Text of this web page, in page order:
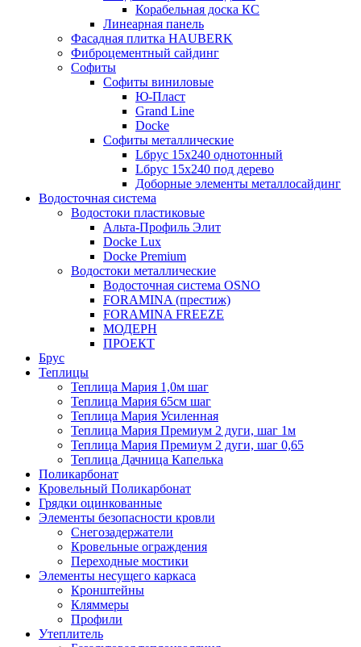
Корабельная доска КС
Линеарная панель
Фасадная плитка HAUBERK
Фиброцементный сайдинг
Софиты
Софиты виниловые
Ю-Пласт
Grand Line
Docke
Софиты металлические
Lбрус 15x240 однотонный
Lбрус 15x240 под дерево
Доборные элементы металлосайдинг
Водосточная система
Водостоки пластиковые
Альта-Профиль Элит
Docke Lux
Docke Premium
Водостоки металлические
Водосточная система OSNO
FORAMINA (престиж)
FORAMINA FREEZE
МОДЕРН
ПРОЕКТ
Брус
Теплицы
Теплица Мария 1,0м шаг
Теплица Мария 65см шаг
Теплица Мария Усиленная
Теплица Мария Премиум 2 дуги, шаг 1м
Теплица Мария Премиум 2 дуги, шаг 0,65
Теплица Дачница Капелька
Поликарбонат
Кровельный Поликарбонат
Грядки оцинкованные
Элементы безопасности кровли
Снегозадержатели
Кровельные ограждения
Переходные мостики
Элементы несущего каркаса
Кронштейны
Кляммеры
Профили
Утеплитель